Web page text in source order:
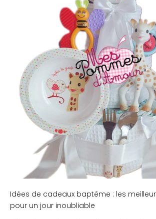
Idées de cadeaux baptême : les
pour un jour inoubliable